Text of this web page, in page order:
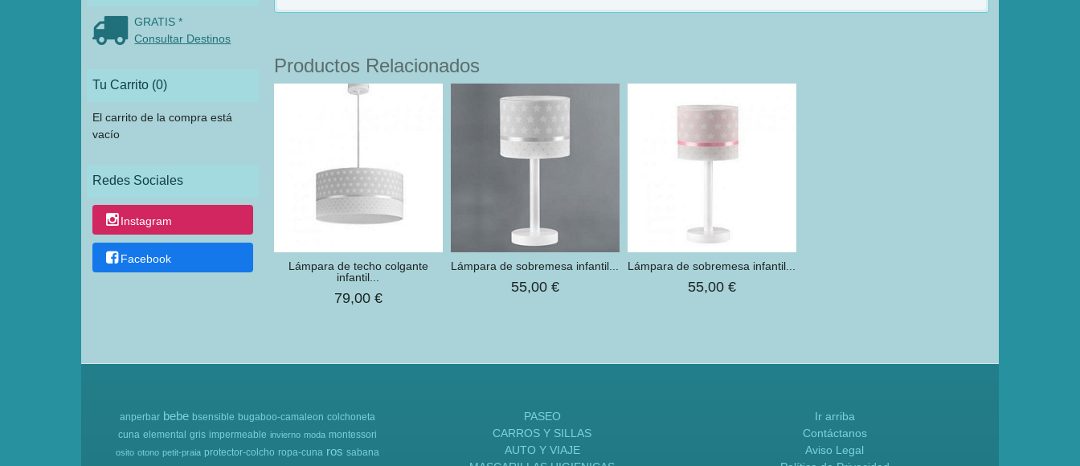
GRATIS *
Consultar Destinos
Tu Carrito (0)
El carrito de la compra está
vacío
Redes Sociales
Instagram
Facebook
Productos Relacionados
​Lámpara de techo colgante
infantil...
79,00 €
​Lámpara de sobremesa infantil...
55,00 €
​Lámpara de sobremesa infantil...
55,00 €
anperbar bebe bsensible bugaboo-camaleon colchoneta
cuna elemental gris impermeable invierno moda montessori
osito otono petit-praia protector-colcho ropa-cuna ros sabana
PASEO
CARROS Y SILLAS
AUTO Y VIAJE
Ir arriba
Contáctanos
Aviso Legal